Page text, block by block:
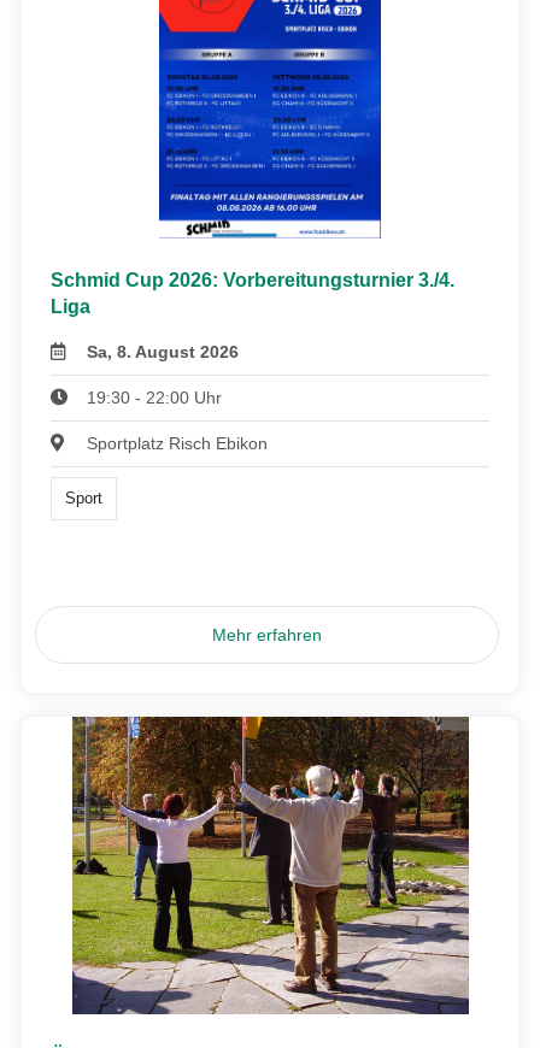
Schmid Cup 2026: Vorbereitungsturnier 3./4.
Liga
Sa, 8. August 2026
19:30 - 22:00 Uhr
Sportplatz Risch Ebikon
Sport
Mehr erfahren